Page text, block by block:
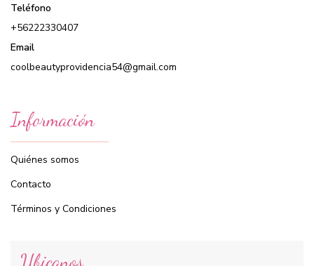
Teléfono
+56222330407
Email
coolbeautyprovidencia54@gmail.com
Información
Quiénes somos
Contacto
Términos y Condiciones
Ubicanos